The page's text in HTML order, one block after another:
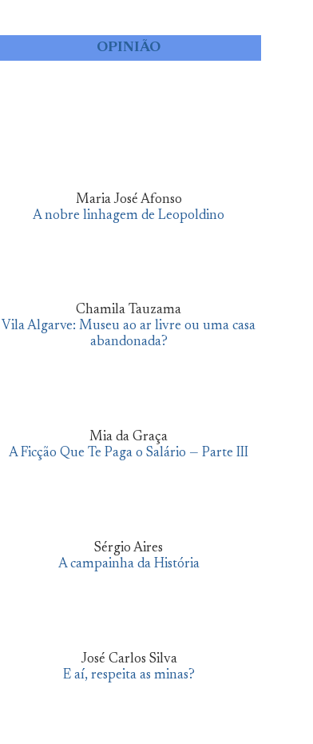
OPINIÃO
Maria José Afonso
A nobre linhagem de Leopoldino
Chamila Tauzama
Vila Algarve: Museu ao ar livre ou uma casa
abandonada?
Mia da Graça
A Ficção Que Te Paga o Salário — Parte III
Sérgio Aires
A campainha da História
José Carlos Silva
E aí, respeita as minas?